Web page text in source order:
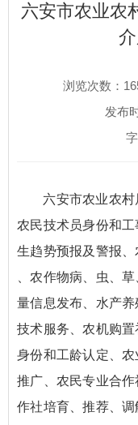
六安市农业农
浏览次数：
发布
六安市农业农村
农民技术员身份和
生趋势预报及警报、
、农作物病、虫、草
量信息发布、 水产
技术服务、农机购置
身份和工龄认定、 农
推广、 农民专业合作
作社培育、推荐、 调